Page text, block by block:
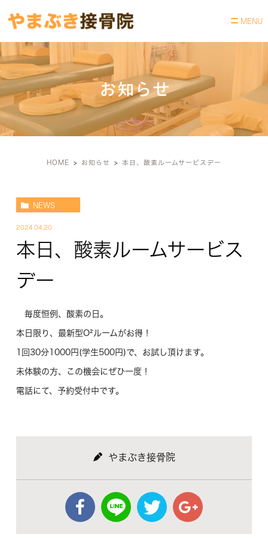
お知らせ
HOME お知らせ 本日、酸素ルームサービスデー
NEWS
2024.04.20
本日、酸素ルームサービス
デー
毎度恒例、酸素の日。
本日限り、最新型O²ルームがお得！
1回30分1000円(学生500円)で、お試し頂けます。
未体験の方、この機会にぜひ一度！
電話にて、予約受付中です。
やまぶき接骨院